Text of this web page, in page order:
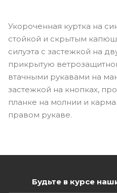
Укороченная куртка на
стойкой и скрытым
силуэта с застежкой на
прикрытую
втачными рукавами на
застежкой на кнопках,
планке на молнии и
правом рукаве.
Будьте в курсе